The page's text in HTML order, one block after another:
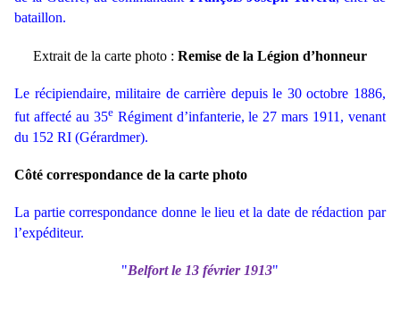
bataillon.
Extrait de la carte photo : Remise de la Légion d’honneur
Le récipiendaire, militaire de carrière depuis le 30 octobre 1886,
fut affecté au 35eRégiment d’infanterie, le 27 mars 1911, venant
du 152 RI (Gérardmer).
Côté correspondance de la carte photo
La partie correspondance donne le lieu et la date de rédaction par
l’expéditeur.
"Belfort le 13 février 1913"